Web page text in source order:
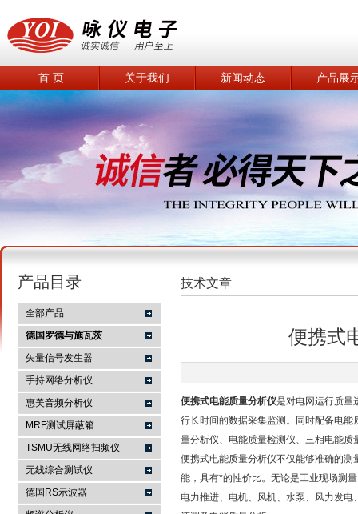
南京咏仪电子科技有限公司
首 页 关于我们 新闻动态 产品展
产品目录
全部产品
德国罗德与施瓦茨
矢量信号发生器
手持网络分析仪
惠美音频分析仪
MRF测试屏蔽箱
TSMU无线网络扫频仪
无线综合测试仪
德国RS示波器
技术文章
便携式
便携式电能质量分析仪是对电网运行质量
行长时间的数据采集监测。同时配备电
量分析仪、电能质量检测仪、三相电能质
便携式电能质量分析仪不仅能够准确的
能，具有*的性价比。无论是工业现场测
电力推进、电机、风机、水泵、风力发